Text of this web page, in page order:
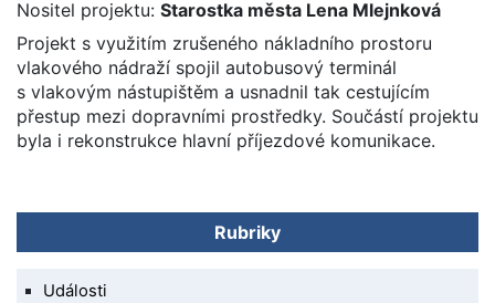
Nositel projektu: Starostka města Lena Mlejnková
Projekt s využitím zrušeného nákladního prostoru
vlakového nádraží spojil autobusový terminál
s vlakovým nástupištěm a usnadnil tak cestujícím
přestup mezi dopravními prostředky. Součástí projektu
byla i rekonstrukce hlavní příjezdové komunikace.
Rubriky
Události